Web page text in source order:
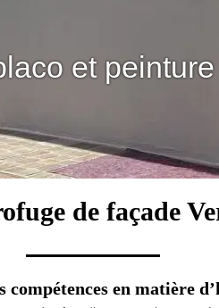
et
de façade
compétences en matière